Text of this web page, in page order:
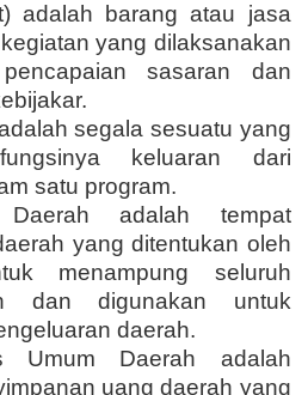
adalah barang atau jasa
yang dilaksanakan
sasaran dan
segala sesuatu yang
keluaran dari
satu program.
adalah tempat
yang ditentukan oleh
menampung seluruh
dan digunakan untuk
daerah.
Umum Daerah adalah
uang daerah yang